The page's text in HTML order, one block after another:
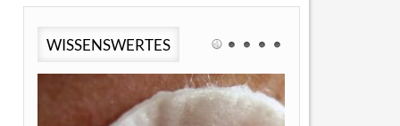
WISSENSWERTES